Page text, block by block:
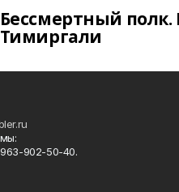
Бессмертный полк.
Тимиргали
902-50-40.